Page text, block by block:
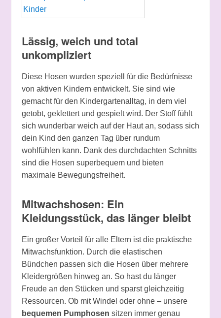
Lässig, weich und total
unkompliziert
Diese Hosen wurden speziell für die Bedürfnisse
von aktiven Kindern entwickelt. Sie sind wie
gemacht für den Kindergartenalltag, in dem viel
getobt, geklettert und gespielt wird. Der Stoff fühlt
sich wunderbar weich auf der Haut an, sodass sich
dein Kind den ganzen Tag über rundum
wohlfühlen kann. Dank des durchdachten Schnitts
sind die Hosen superbequem und bieten
maximale Bewegungsfreiheit.
Mitwachshosen: Ein
Kleidungsstück, das länger bleibt
Ein großer Vorteil für alle Eltern ist die praktische
Mitwachsfunktion. Durch die elastischen
Bündchen passen sich die Hosen über mehrere
Kleidergrößen hinweg an. So hast du länger
Freude an den Stücken und sparst gleichzeitig
Ressourcen. Ob mit Windel oder ohne – unsere
bequemen Pumphosen sitzen immer genau